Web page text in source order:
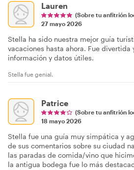
Lauren
(Sobre tu anfitrión
27 mayo 2026
Stella ha sido nuestra mejor guía
vacaciones hasta ahora. Fue divertida
información y datos útiles.
Stella fue genial.
Patrice
(Sobre tu anfitrión
18 mayo 2026
Stella fue una guía muy simpática y
de sus comentarios sobre su ciudad
las paradas de comida/vino que
la antigua bodega fue lo más